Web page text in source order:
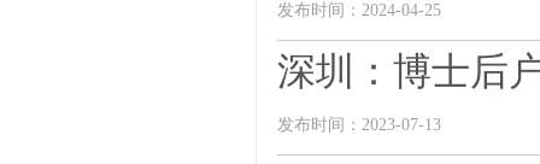
发布时间：2024-04-25
深圳：博士后
发布时间：2023-07-13